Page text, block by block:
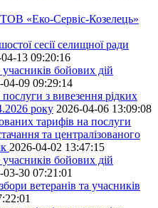
«Еко-Сервіс-Козелець»
сесії селищної ради
13 09:20:16
бойових дій
04-09 09:29:14
з вивезення рідких
року 2026-04-06 13:09:08
тарифів на послуги
та централізованого
2026-04-02 13:47:15
бойових дій
03-30 07:21:01
ветеранів та учасників